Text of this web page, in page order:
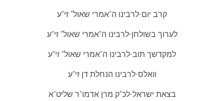
קרב יום-לרבינו ה"אמרי שאול" זי"ע
לערוך בשולחן-לרבינו ה"אמרי שאול" זי"ע
למקדשך תוב-לרבינו ה"אמרי שאול" זי"ע
וואלס-לרבינו הנחלת דן זי"ע
בצאת ישראל-לכ"ק מרן אדמו"ר שליט"א